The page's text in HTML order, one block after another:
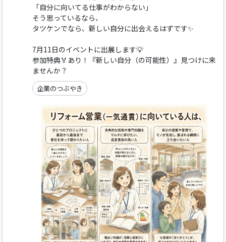
「自分に向いてる仕事がわからない」
そう思っているなら、
タツケンでなら、新しい自分に出会えるはずです✨
7月11日のイベントに出展します💡
参加特典🏅あり！『新しい自分（の可能性）』見つけに来
ませんか？
企業のつぶやき